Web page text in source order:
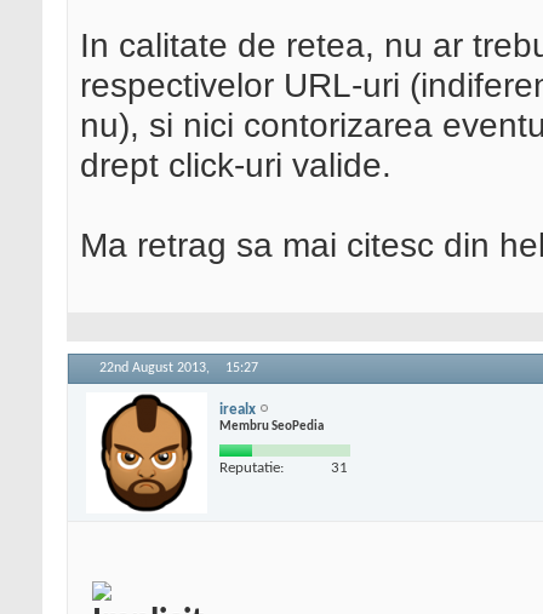
In calitate de retea, nu ar
respectivelor URL-uri
nu), si nici contorizarea
drept click-uri valide.
Ma retrag sa mai citesc din
22nd August 2013, 15:27
irealx
Membru SeoPedia
Reputatie: 31